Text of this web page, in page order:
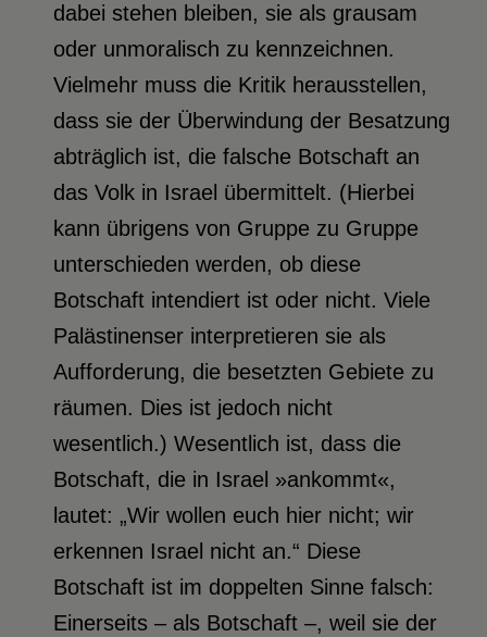
dabei stehen bleiben, sie als grausam
oder unmoralisch zu kennzeichnen.
Vielmehr muss die Kritik herausstellen,
dass sie der Überwindung der Besatzung
abträglich ist, die falsche Botschaft an
das Volk in Israel übermittelt. (Hierbei
kann übrigens von Gruppe zu Gruppe
unterschieden werden, ob diese
Botschaft intendiert ist oder nicht. Viele
Palästinenser interpretieren sie als
Aufforderung, die besetzten Gebiete zu
räumen. Dies ist jedoch nicht
wesentlich.) Wesentlich ist, dass die
Botschaft, die in Israel »ankommt«,
lautet: „Wir wollen euch hier nicht; wir
erkennen Israel nicht an.“ Diese
Botschaft ist im doppelten Sinne falsch:
Einerseits – als Botschaft –, weil sie der